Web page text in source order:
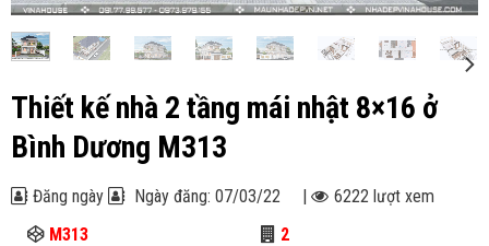
Thiết kế nhà 2 tầng mái nhật 8×16 ở
Bình Dương M313
Đăng ngày Ngày đăng: 07/03/22 |
6222 lượt xem
M313
2